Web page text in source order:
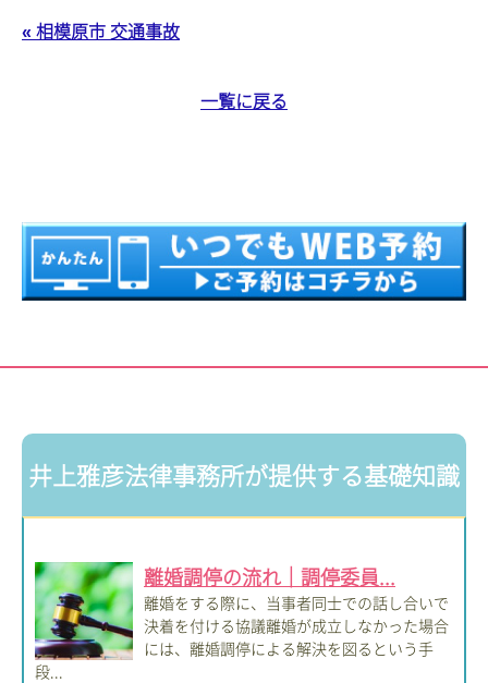
« 相模原市 交通事故
一覧に戻る
井上雅彦法律事務所が提供する基礎知識
離婚調停の流れ｜調停委員...
離婚をする際に、当事者同士での話し合いで
決着を付ける協議離婚が成立しなかった場合
には、離婚調停による解決を図るという手
段...